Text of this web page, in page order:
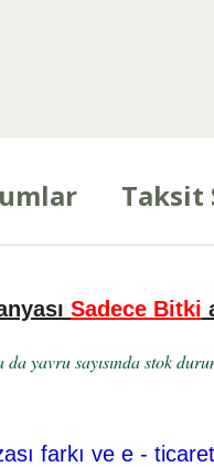
Taksit
Sadece Bitki
da yavru sayısında stok
farkı ve e -